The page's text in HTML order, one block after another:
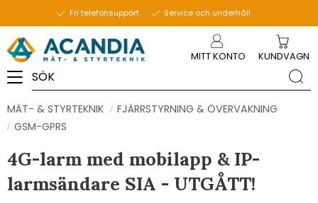
Fri telefonsupport Service och underhåll
MITT KONTO KUNDVAGN
MÄT- & STYRTEKNIK
FJÄRRSTYRNING & ÖVERVAKNING
GSM-GPRS
4G-larm med mobilapp & IP-
larmsändare SIA - UTGÅTT!